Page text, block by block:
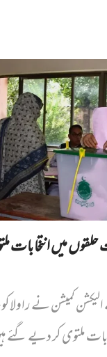
میں انتخابات
کمیشن نے
ملتوی کر دیے گئے